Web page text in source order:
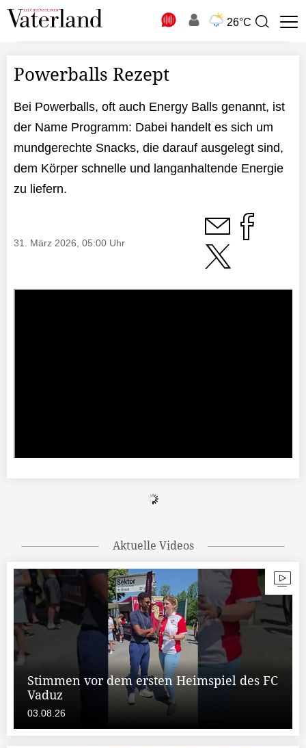
26°C
Suchbegriff
Powerballs Rezept
Bei Powerballs, oft auch Energy Balls genannt, ist
der Name Programm: Dabei handelt es sich um
mundgerechte Snacks, die darauf ausgelegt sind,
dem Körper schnelle und langanhaltende Energie
zu liefern.
31. März 2026, 05:00 Uhr
Aktuelle Videos
Stimmen vor dem ersten Heimspiel des FC
Vaduz
03.08.26